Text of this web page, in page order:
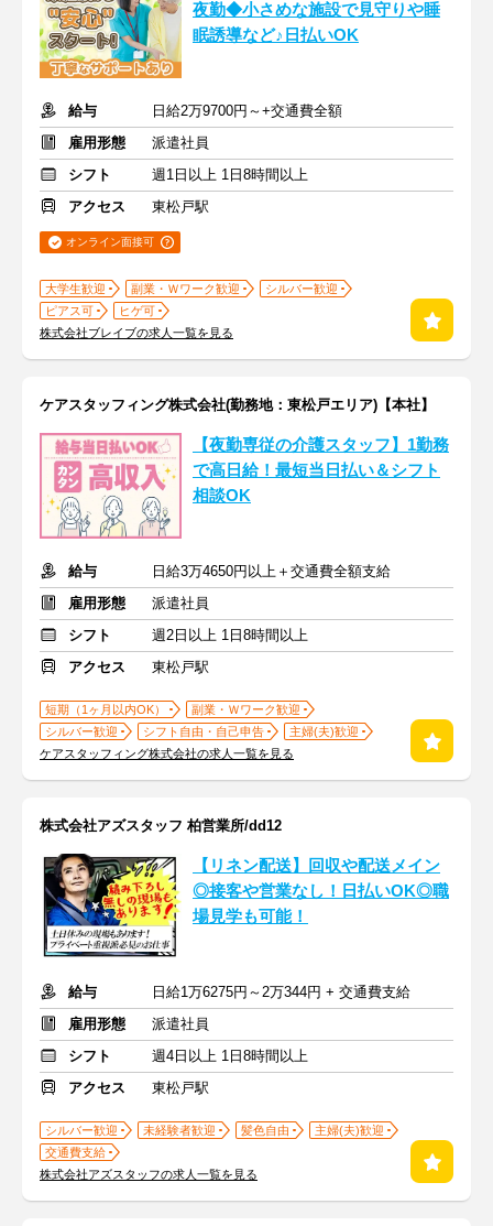
夜勤◆小さめな施設で見守りや睡
眠誘導など♪日払いOK
給与
日給2万9700円～+交通費全額
雇用形態
派遣社員
シフト
週1日以上 1日8時間以上
アクセス
東松戸駅
オンライン面接可
大学生歓迎 副業・Ｗワーク歓迎
シルバー歓迎
ピアス可
ヒゲ可
株式会社ブレイブの求人一覧を見る
ケアスタッフィング株式会社(勤務地：東松戸エリア)【本社】
【夜勤専従の介護スタッフ】1勤務
で高日給！最短当日払い＆シフト
相談OK
給与
日給3万4650円以上＋交通費全額支給
雇用形態
派遣社員
シフト
週2日以上 1日8時間以上
アクセス
東松戸駅
短期（1ヶ月以内OK）
副業・Ｗワーク歓迎
シルバー歓迎
シフト自由・自己申告
主婦(夫)歓迎
ケアスタッフィング株式会社の求人一覧を見る
株式会社アズスタッフ 柏営業所/dd12
【リネン配送】回収や配送メイン
◎接客や営業なし！日払いOK◎職
場見学も可能！
給与
日給1万6275円～2万344円 + 交通費支給
雇用形態
派遣社員
シフト
週4日以上 1日8時間以上
アクセス
東松戸駅
シルバー歓迎 未経験者歓迎 髪色自由
主婦(夫)歓迎
交通費支給
株式会社アズスタッフの求人一覧を見る